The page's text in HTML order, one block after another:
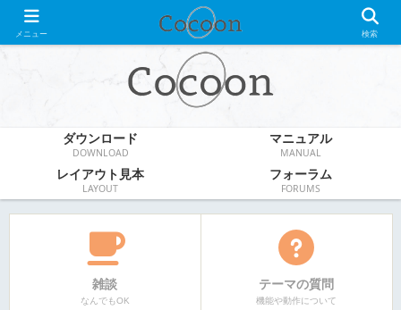
WordPress無料テーマ
ダウンロード
DOWNLOAD
マニュアル
MANUAL
レイアウト見本
LAYOUT
フォーラム
FORUMS
雑談
なんでもOK
テーマの質問
機能や動作について
メニュー 検索